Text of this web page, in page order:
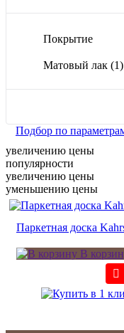
Покрытие
Матовый лак (1)
Подбор по
увеличению цены
популярности
увеличению цены
уменьшению цены
Паркетная доска
В